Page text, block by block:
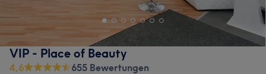
VIP - Place of Beauty
4,6
655 Bewertungen